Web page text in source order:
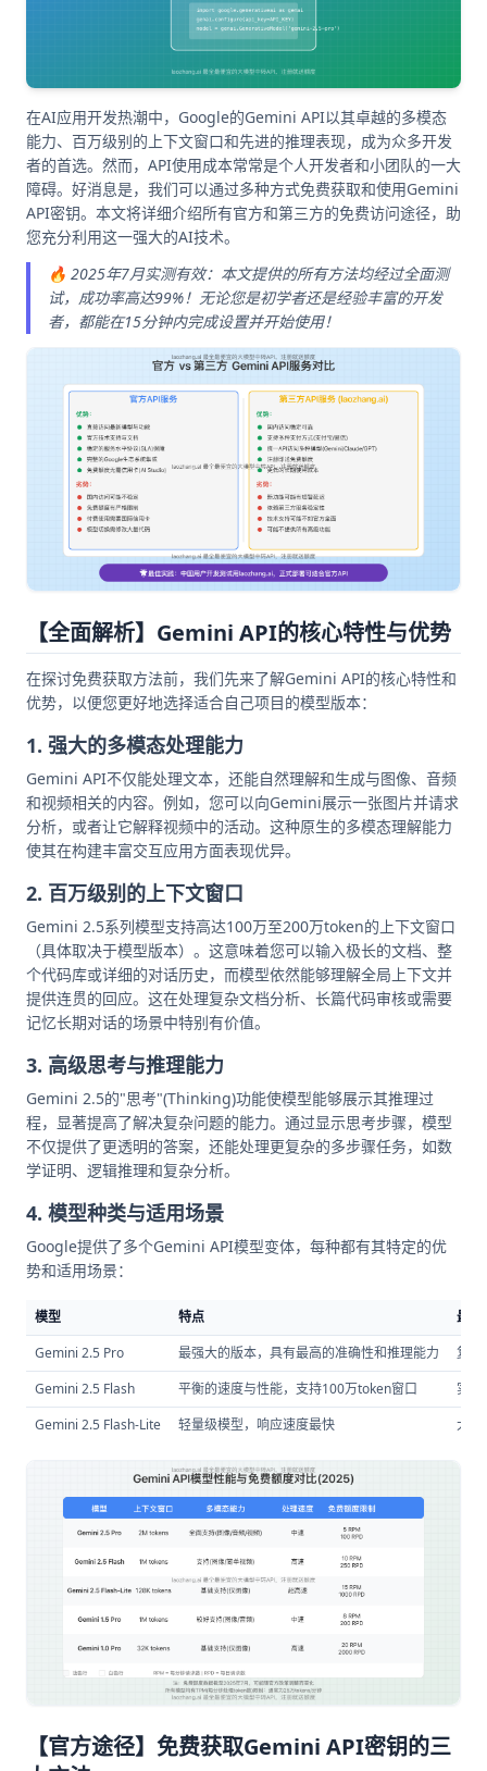
在AI应用开发热潮中，Google的Gemini API以其卓越的多模态
能力、百万级别的上下文窗口和先进的推理表现，成为众多开发
者的首选。然而，API使用成本常常是个人开发者和小团队的一大
障碍。好消息是，我们可以通过多种方式免费获取和使用Gemini
API密钥。本文将详细介绍所有官方和第三方的免费访问途径，助
您充分利用这一强大的AI技术。
🔥 2025年7月实测有效：本文提供的所有方法均经过全面测
试，成功率高达99%！无论您是初学者还是经验丰富的开发
者，都能在15分钟内完成设置并开始使用！
【全面解析】Gemini API的核心特性与优势
在探讨免费获取方法前，我们先来了解Gemini API的核心特性和
优势，以便您更好地选择适合自己项目的模型版本：
1. 强大的多模态处理能力
Gemini API不仅能处理文本，还能自然理解和生成与图像、音频
和视频相关的内容。例如，您可以向Gemini展示一张图片并请求
分析，或者让它解释视频中的活动。这种原生的多模态理解能力
使其在构建丰富交互应用方面表现优异。
2. 百万级别的上下文窗口
Gemini 2.5系列模型支持高达100万至200万token的上下文窗口
（具体取决于模型版本）。这意味着您可以输入极长的文档、整
个代码库或详细的对话历史，而模型依然能够理解全局上下文并
提供连贯的回应。这在处理复杂文档分析、长篇代码审核或需要
记忆长期对话的场景中特别有价值。
3. 高级思考与推理能力
Gemini 2.5的"思考"(Thinking)功能使模型能够展示其推理过
程，显著提高了解决复杂问题的能力。通过显示思考步骤，模型
不仅提供了更透明的答案，还能处理更复杂的多步骤任务，如数
学证明、逻辑推理和复杂分析。
4. 模型种类与适用场景
Google提供了多个Gemini API模型变体，每种都有其特定的优
势和适用场景：
模型 特点
最佳
Gemini 2.5 Pro
最强大的版本，具有最高的准确性和推理能力
复杂
Gemini 2.5 Flash
平衡的速度与性能，支持100万token窗口
实时
Gemini 2.5 Flash-Lite
轻量级模型，响应速度最快 大规
【官方途径】免费获取Gemini API密钥的三